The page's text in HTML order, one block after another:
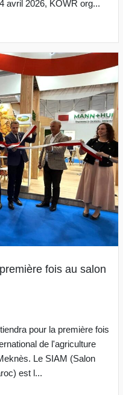
avril 2026, KOWR org...
fois au salon
pour la première fois
de l'agriculture
Le SIAM (Salon
est l...